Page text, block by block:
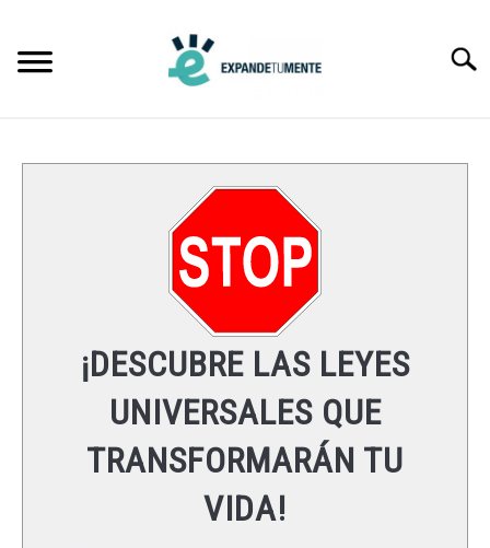
content
LEYES UNIVERSALES
RECURSOS
¡DESCUBRE LAS LEYES
UNIVERSALES QUE
TRANSFORMARÁN TU
VIDA!